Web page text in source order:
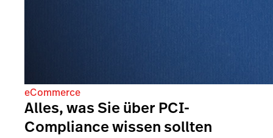
eCommerce
Alles, was Sie über PCI-
Compliance wissen sollten